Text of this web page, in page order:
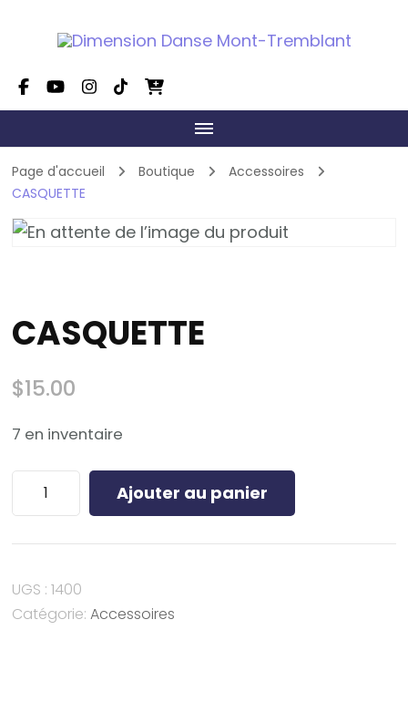
Dimension Danse Mont-
Tremblant
Page d'accueil Boutique
Accessoires
CASQUETTE
CASQUETTE
$15.00
7 en inventaire
quantité
de
Ajouter au panier
UGS :1400
Catégorie:Accessoires